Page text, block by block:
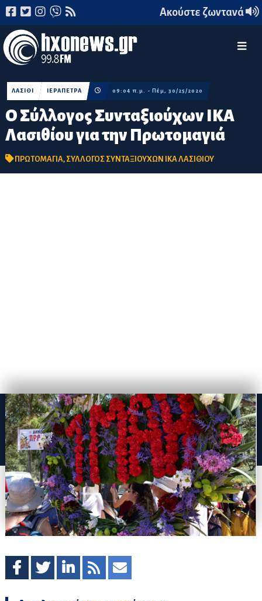
Ακούστε ζωντανά
O Σύλλογος Συνταξιούχων ΙΚΑ
Λασιθίου για την Πρωτομαγιά
ΛΑΣΙΘΙ ΙΕΡΑΠΕΤΡΑ 09:04 π.μ. - Πέμ, 30/25/2020
ΠΡΩΤΟΜΑΓΙΑ, ΣΥΛΛΟΓΟΣ ΣΥΝΤΑΞΙΟΥΧΩΝ ΙΚΑ ΛΑΣΙΘΙΟΥ